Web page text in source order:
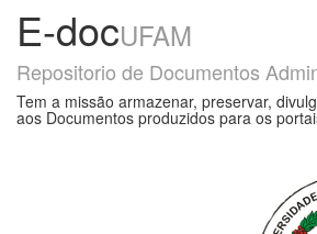
E-docUFAM
Repositorio de Documentos
Tem a missão armazenar, preservar,
aos Documentos produzidos para os